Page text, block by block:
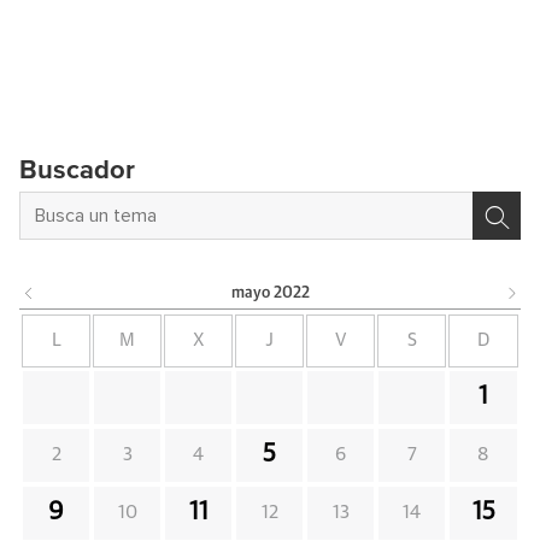
Buscador
mayo 2022
L M X J V S D
1
2 3 4 5 6 7 8
9 10 11 12 13 14 15